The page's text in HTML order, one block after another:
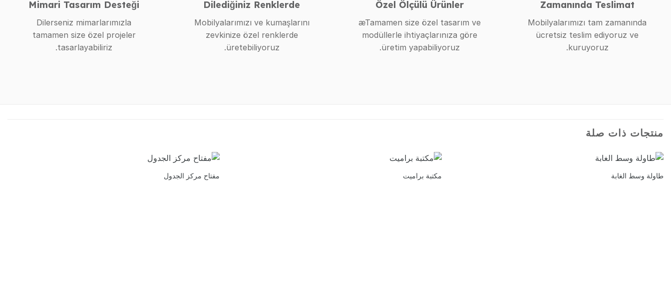
Zamanında Teslimat
Mobilyalarımızı tam zamanında
ücretsiz teslim ediyoruz ve
kuruyoruz.
Özel Ölçülü Ürünler
æTamamen size özel tasarım ve
modüllerle ihtiyaçlarınıza göre
üretim yapabiliyoruz.
Dilediğiniz Renklerde
Mobilyalarımızı ve kumaşlarını
zevkinize özel renklerde
üretebiliyoruz.
Mimari Tasarım Desteği
Dilerseniz mimarlarımızla
tamamen size özel projeler
tasarlayabiliriz.
منتجات ذات صلة
طاولة وسط الغابة مكتبة براميت مفتاح مركز الجدول